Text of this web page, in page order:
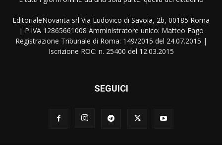
EditorialeNovanta srl Via Ludovico di Savoia, 2b, 00185 Roma
| P.IVA 12865661008 Amministratore unico: Matteo Fago
Registrazione Tribunale di Roma: 149/2015 del 24.07.2015 |
Iscrizione ROC: n. 25400 del 12.03.2015
SEGUICI